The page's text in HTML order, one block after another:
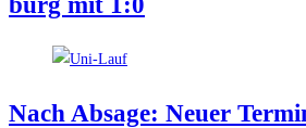
Nach Absa­ge: Neu­er